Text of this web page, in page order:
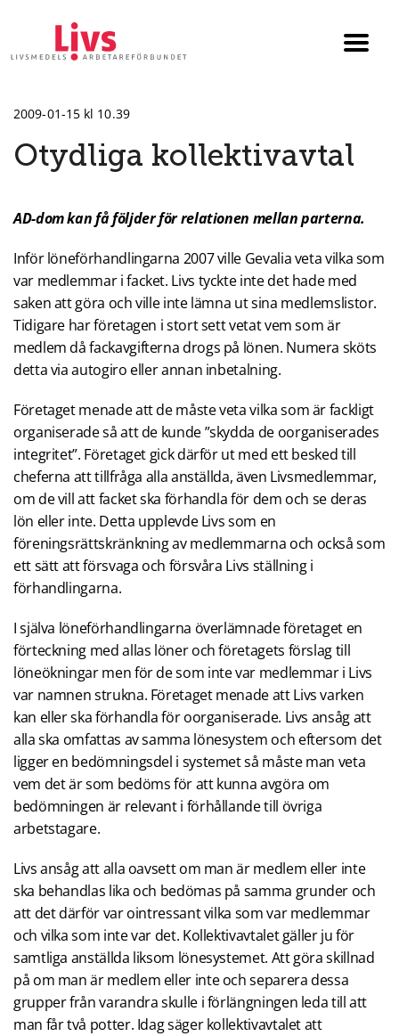
2009-01-15 kl 10.39
Otydliga kollektivavtal
AD-dom kan få följder för relationen mellan parterna.
Inför löneförhandlingarna 2007 ville Gevalia veta vilka som
var medlemmar i facket. Livs tyckte inte det hade med
saken att göra och ville inte lämna ut sina medlemslistor.
Tidigare har företagen i stort sett vetat vem som är
medlem då fackavgifterna drogs på lönen. Numera sköts
detta via autogiro eller annan inbetalning.
Företaget menade att de måste veta vilka som är fackligt
organiserade så att de kunde ”skydda de oorganiserades
integritet”. Företaget gick därför ut med ett besked till
cheferna att tillfråga alla anställda, även Livsmedlemmar,
om de vill att facket ska förhandla för dem och se deras
lön eller inte. Detta upplevde Livs som en
föreningsrättskränkning av medlemmarna och också som
ett sätt att försvaga och försvåra Livs ställning i
förhandlingarna.
I själva löneförhandlingarna överlämnade företaget en
förteckning med allas löner och företagets förslag till
löneökningar men för de som inte var medlemmar i Livs
var namnen strukna. Företaget menade att Livs varken
kan eller ska förhandla för oorganiserade. Livs ansåg att
alla ska omfattas av samma lönesystem och eftersom det
ligger en bedömningsdel i systemet så måste man veta
vem det är som bedöms för att kunna avgöra om
bedömningen är relevant i förhållande till övriga
arbetstagare.
Livs ansåg att alla oavsett om man är medlem eller inte
ska behandlas lika och bedömas på samma grunder och
att det därför var ointressant vilka som var medlemmar
och vilka som inte var det. Kollektivavtalet gäller ju för
samtliga anställda liksom lönesystemet. Att göra skillnad
på om man är medlem eller inte och separera dessa
grupper från varandra skulle i förlängningen leda till att
man får två potter. Idag säger kollektivavtalet att